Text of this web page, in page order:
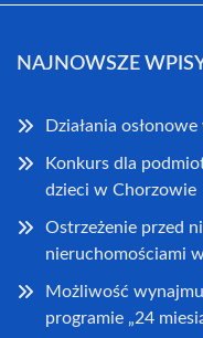
NAJNOWSZE
Działania
Konkurs dla
dzieci w Chorzowie
Ostrzeżenie przed
nieruchomościami
Możliwość
programie „24